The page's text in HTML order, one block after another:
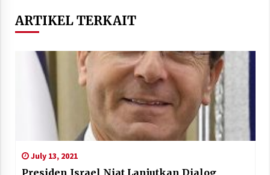
ARTIKEL TERKAIT
July 13, 2021